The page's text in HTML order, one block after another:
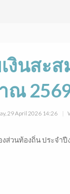
งินสะ
ณ
29 April 2026 14:26
ส่วนท้องถิ่น ประจำ